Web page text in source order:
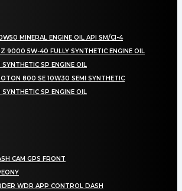
MINERAL ENGINE OIL API SM/CI-4
9000 5W-40 FULLY SYNTHETIC ENGINE OIL
SP ENGINE OIL
800 SE 10W30 SEMI SYNTHETIC
SP ENGINE OIL
CAM GPS FRONT
WDR APP CONTROL DASH